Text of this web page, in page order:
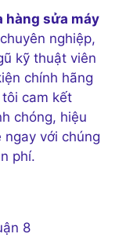
hàng sửa máy
nghiệp,
kỹ thuật viên
chính hãng
cam kết
chóng, hiệu
ngay với chúng
phí.
8